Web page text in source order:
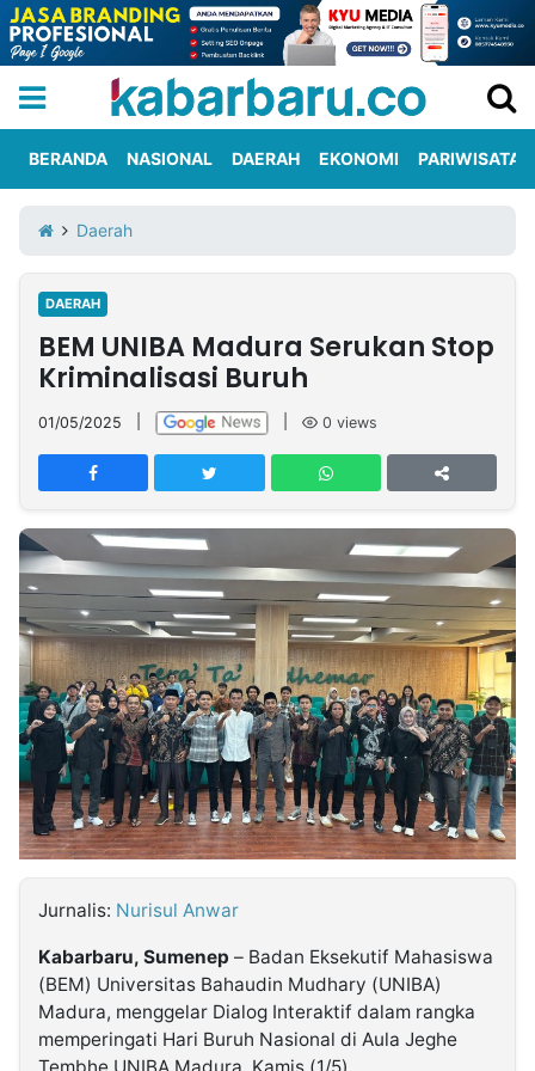
Iklan
Berita
Kami
Nasional
International
Olahraga
Entertainment
Daerah
Pariwisata
Kuliner
Kolom
Network
PT
TREETAN
MULTIMEDIA
INDONESIA
Partner
Insight
NTB
Suara
Time
Lens
IDN
Daily
Jogja
Jalan
Rakyat
Idealita
News
Kita
Notice
Dinamikapost.com
Radar
Baru
Seedbacklink
Follow
Kabarbaru
BERANDA NASIONAL DAERAH EKONOMI PARIWISATA
Daerah
DAERAH
BEM UNIBA Madura Serukan Stop
Kriminalisasi Buruh
01/05/2025 0 views
Jurnalis: Nurisul Anwar
Kabarbaru, Sumenep – Badan Eksekutif Mahasiswa
(BEM) Universitas Bahaudin Mudhary (UNIBA)
Madura, menggelar Dialog Interaktif dalam rangka
memperingati Hari Buruh Nasional di Aula Jeghe